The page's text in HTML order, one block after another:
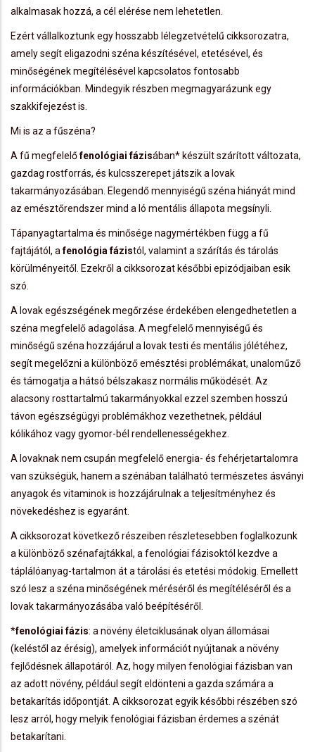
alkalmasak hozzá, a cél elérése nem lehetetlen.
Ezért vállalkoztunk egy hosszabb lélegzetvételű cikksorozatra,
amely segít eligazodni széna készítésével, etetésével, és
minőségének megítélésével kapcsolatos fontosabb
információkban. Mindegyik részben megmagyarázunk egy
szakkifejezést is.
Mi is az a fűszéna?
A fű megfelelőfenológiai fázisában*­ készült szárított változata,
gazdag rostforrás, és kulcsszerepet játszik a lovak
takarmányozásában. Elegendő mennyiségű széna hiányát mind
az emésztőrendszer mind a ló mentális állapota megsínyli.
Tápanyagtartalma és minősége nagymértékben függ a fű
fajtájától, afenológia fázistól, valamint a szárítás és tárolás
körülményeitől. Ezekről a cikksorozat későbbi epizódjaiban esik
szó.
A lovak egészségének megőrzése érdekében elengedhetetlen a
széna megfelelő adagolása. A megfelelő mennyiségű és
minőségű széna hozzájárul a lovak testi és mentális jólétéhez,
segít megelőzni a különböző emésztési problémákat, unaloműző
és támogatja a hátsó bélszakasz normális működését. Az
alacsony rosttartalmú takarmányokkal ezzel szemben hosszú
távon egészségügyi problémákhoz vezethetnek, például
kólikához vagy gyomor-bél rendellenességekhez.
A lovaknak nem csupán megfelelő energia- és fehérjetartalomra
van szükségük, hanem a szénában található természetes ásványi
anyagok és vitaminok is hozzájárulnak a teljesítményhez és
növekedéshez is egyaránt.
A cikksorozat következő részeiben részletesebben foglalkozunk
a különböző szénafajtákkal, a fenológiai fázisoktól kezdve a
táplálóanyag-tartalmon át a tárolási és etetési módokig. Emellett
szó lesz a széna minőségének méréséről és megítéléséről és a
lovak takarmányozásába való beépítéséről.
­*fenológiai fázis: a növény életciklusának olyan állomásai
(keléstől az érésig), amelyek információt nyújtanak a növény
fejlődésnek állapotáról. Az, hogy milyen fenológiai fázisban van
az adott növény, például segít eldönteni a gazda számára a
betakarítás időpontját. A cikksorozat egyik későbbi részében szó
lesz arról, hogy melyik fenológiai fázisban érdemes a szénát
betakarítani.